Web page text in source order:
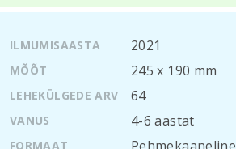
ILMUMISAASTA 2021
MÕÕT 245 х 190 mm
LEHEKÜLGEDE ARV 64
VANUS 4-6 aastat
FORMAAT